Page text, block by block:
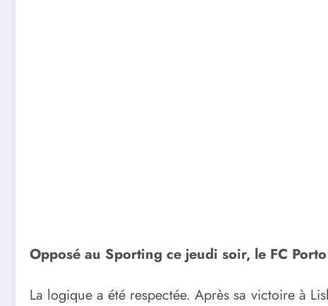
Opposé au Sporting ce jeudi soir, le FC
La logique a été respectée. Après sa victoire à